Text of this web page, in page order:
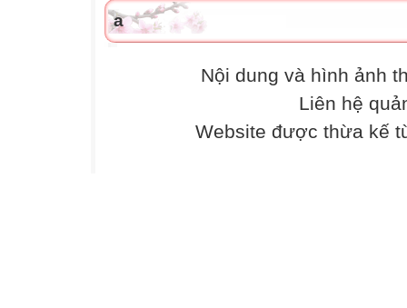
a
Nội dung và hình ảnh
Liên hệ
Website được thừa kế